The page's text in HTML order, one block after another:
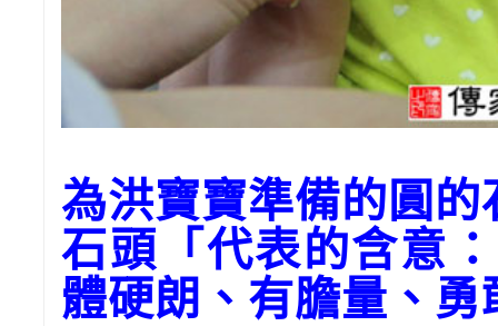
為洪寶寶準備的圓
石頭「代表的含意
體硬朗、有膽量、勇